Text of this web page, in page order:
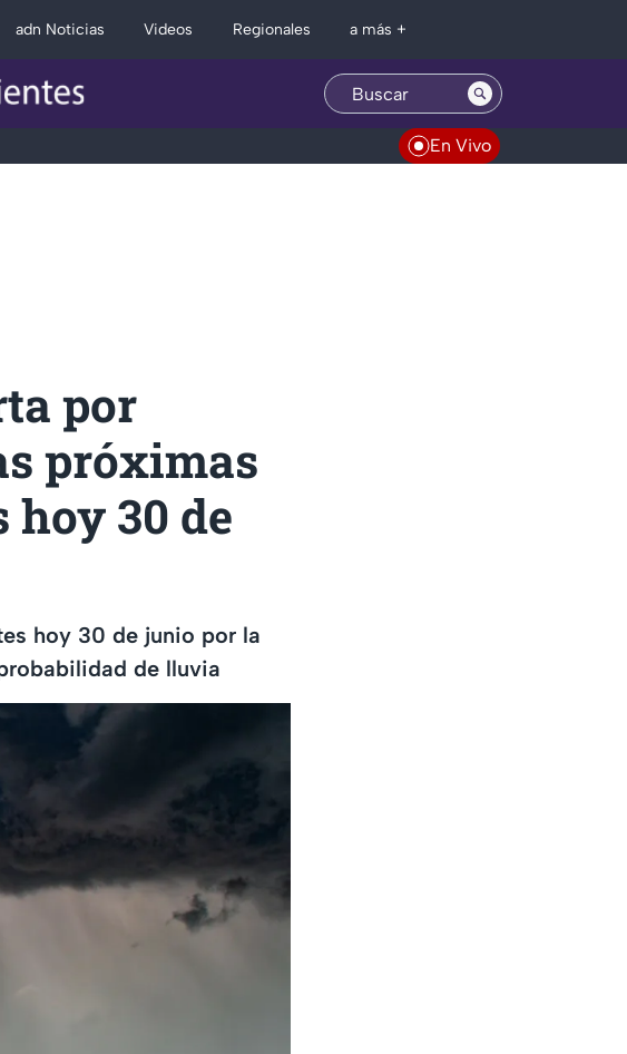
adn Noticias Videos Regionales a más +
En Vivo
por
próximas
hoy 30 de
hoy 30 de junio por la
de lluvia